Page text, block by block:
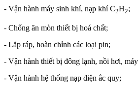
- Vận hành máy sinh khí, nạp khí C2H2;
- Chống ăn mòn thiết bị hoá chất;
- Lắp ráp, hoàn chỉnh các loại pin;
- Vận hành thiết bị đông lạnh, nồi hơi,
- Vận hành hệ thống nạp điện ắc quy;